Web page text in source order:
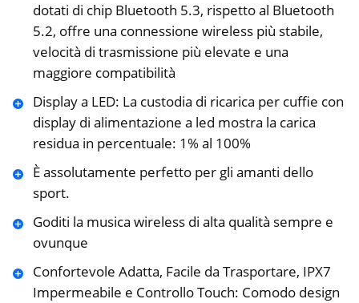
dotati di chip Bluetooth 5.3, rispetto al Bluetooth
5.2, offre una connessione wireless più stabile,
velocità di trasmissione più elevate e una
maggiore compatibilità
Display a LED: La custodia di ricarica per cuffie con
display di alimentazione a led mostra la carica
residua in percentuale: 1% al 100%
È assolutamente perfetto per gli amanti dello
sport.
Goditi la musica wireless di alta qualità sempre e
ovunque
Confortevole Adatta, Facile da Trasportare, IPX7
Impermeabile e Controllo Touch: Comodo design